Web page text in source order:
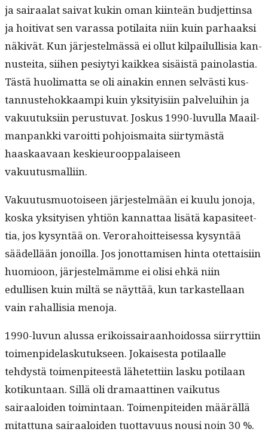
ja sairaalat sai­vat kukin oman kiin­teän bud­jet­tin­sa
ja hoiti­vat sen varas­sa poti­lai­ta niin kuin parhaak­si
näkivät. Kun jär­jestelmässä ei ollut kil­pailullisia kan­
nustei­ta, siihen pesiy­tyi kaikkea sisäistä pain­o­las­tia.
Tästä huoli­mat­ta se oli ainakin ennen selvästi kus­
tan­nuste­hokkaampi kuin yksi­ty­isi­in palvelui­hin ja
vaku­u­tuk­si­in perus­tu­vat. Joskus 1990-luvul­la Maail­
man­pank­ki varoit­ti pohjo­is­mai­ta siir­tymästä
haaskaavaan keskieu­roop­palaiseen
vakuutusmalliin.
Vaku­u­tus­muo­toiseen jär­jestelmään ei kuu­lu jono­ja,
kos­ka yksi­tyisen yhtiön kan­nat­taa lisätä kap­a­siteet­
tia, jos kysyn­tää on. Verora­hoit­teises­sa kysyn­tää
säädel­lään jonoil­la. Jos jonot­tamisen hin­ta otet­taisi­in
huomioon, jär­jestelmämme ei olisi ehkä niin
edullisen kuin miltä se näyt­tää, kun tarkastel­laan
vain rahal­lisia menoja.
1990-luvun alus­sa erikois­sairaan­hoi­dos­sa siir­ryt­ti­in
toimen­pide­lasku­tuk­seen. Jokaises­ta poti­laalle
tehdys­tä toimen­piteestä lähetet­ti­in lasku poti­laan
kotikun­taan. Sil­lä oli dra­maat­ti­nen vaiku­tus
sairaaloiden toim­intaan. Toimen­pitei­den määräl­lä
mitat­tuna sairaaloiden tuot­tavu­us nousi noin 30 %.